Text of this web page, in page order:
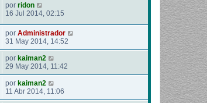
por ridon
16 Jul 2014, 02:15
por Administrador
31 May 2014, 14:52
por kaiman2
29 May 2014, 11:42
por kaiman2
11 Abr 2014, 11:06